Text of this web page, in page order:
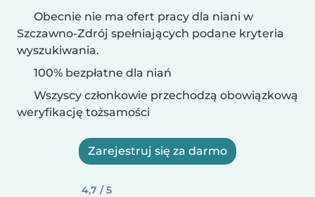
Obecnie nie ma ofert pracy dla niani w
Szczawno-Zdrój spełniających podane kryteria
wyszukiwania.
100% bezpłatne dla niań
Wszyscy członkowie przechodzą obowiązkową
weryfikację tożsamości
Zarejestruj się za darmo
4,7 / 5